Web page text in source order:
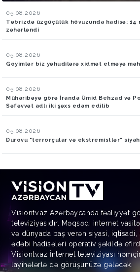
05.08.2026
Təbrizdə üzgüçülük hövuzunda hadisə: 14
zəhərləndi
05.08.2026
Goyimlər biz yəhudilərə xidmət etməyə
05.08.2026
Müharibəyə görə İranda Ümid Behzad və
Səfəvvət adlı iki şəxs edam edilib
05.08.2026
Durovu "terrorçular və ekstremistlər"
Visiontv.az Azərbaycanda fəaliyyət
televiziyasıdır. Məqsədi internet
və dünyada baş verən siyasi,
ədəbi hadisələri operativ şəkildə
Visiontv.az İnternet televiziyası
layihələrlə də görüşünüzə gələcək.